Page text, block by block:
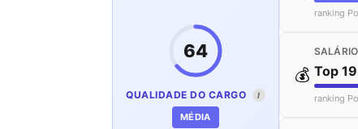
64
QUALIDADE DO CARGO I
MÉDIA
ranking
💰 Top
ranking